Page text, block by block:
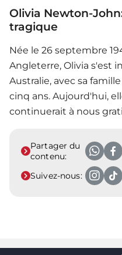
Olivia Newton-
tragique
Née le 26 septembre
Angleterre, Olivia s'est
Australie, avec sa
cinq ans. Aujourd'hui,
continuerait à nous
Partager du
contenu:
Suivez-nous: